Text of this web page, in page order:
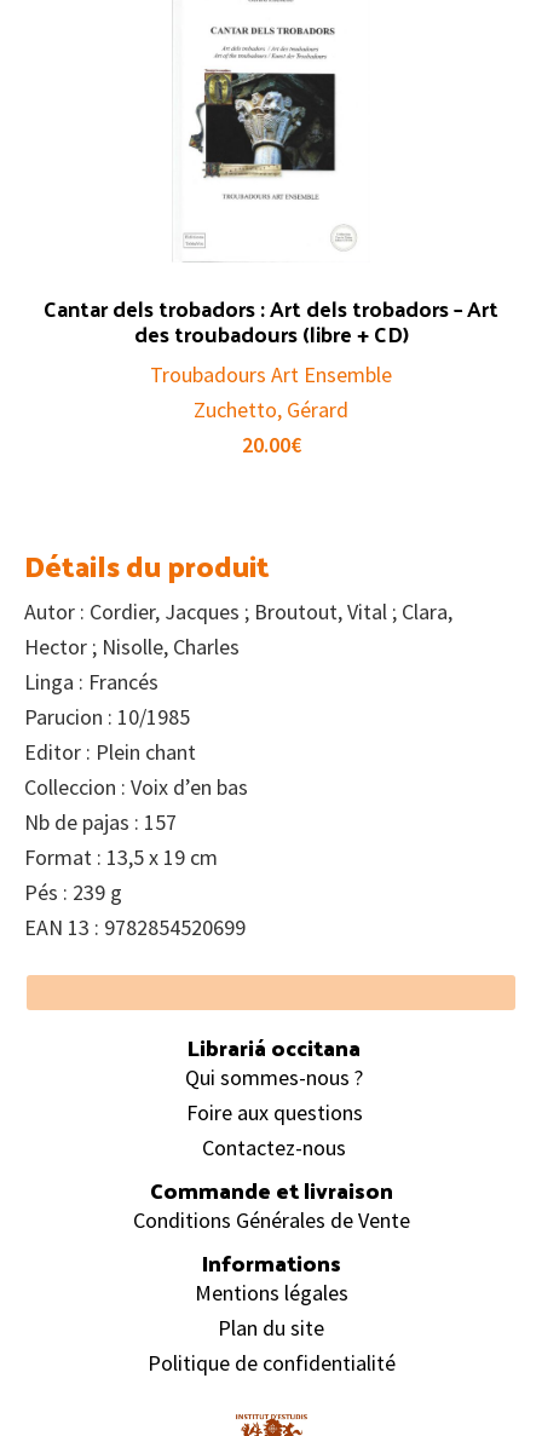
Cantar dels trobadors : Art dels trobadors – Art
des troubadours (libre + CD)
Troubadours Art Ensemble
Zuchetto, Gérard
20.00€
Détails du produit
Autor : Cordier, Jacques ; Broutout, Vital ; Clara,
Hector ; Nisolle, Charles
Linga : Francés
Parucion : 10/1985
Editor : Plein chant
Colleccion : Voix d’en bas
Nb de pajas : 157
Format : 13,5 x 19 cm
Pés : 239 g
EAN 13 : 9782854520699
Footer
Librariá occitana
Qui sommes-nous ?
Foire aux questions
Contactez-nous
Commande et livraison
Conditions Générales de Vente
Informations
Mentions légales
Plan du site
Politique de confidentialité